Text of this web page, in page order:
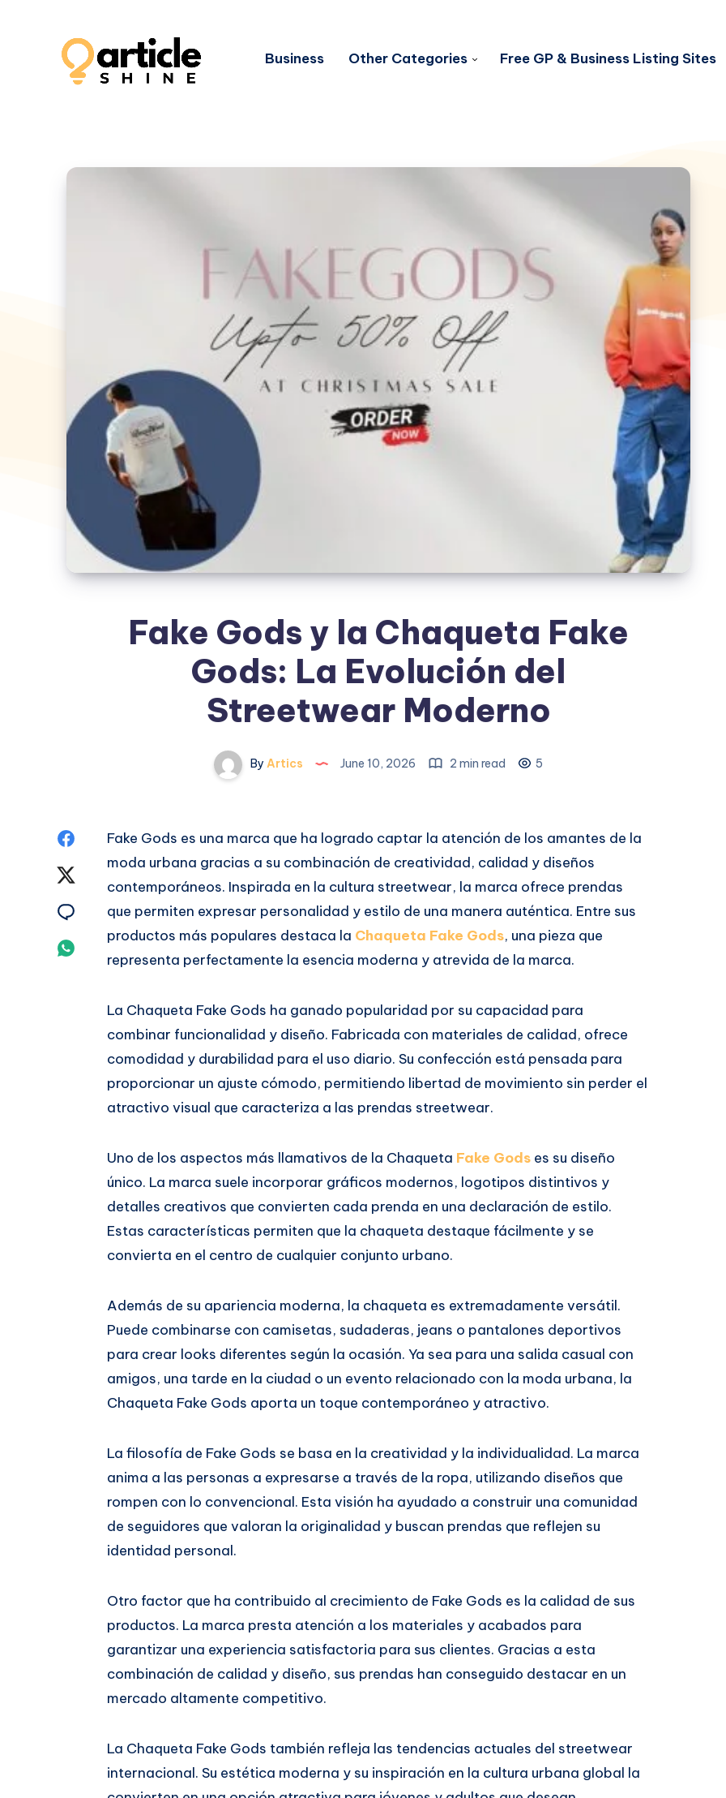
Business Other Categories Free GP & Business Listing Sites
Fake Gods y la Chaqueta Fake
Gods: La Evolución del
Streetwear Moderno
By Artics June 10, 2026 2 min read 5
Share
Twitter
Share
Share
Whatsapp
Fake Gods es una marca que ha logrado captar la atención de los amantes de la
moda urbana gracias a su combinación de creatividad, calidad y diseños
contemporáneos. Inspirada en la cultura streetwear, la marca ofrece prendas
que permiten expresar personalidad y estilo de una manera auténtica. Entre sus
productos más populares destaca la Chaqueta Fake Gods, una pieza que
representa perfectamente la esencia moderna y atrevida de la marca.
La Chaqueta Fake Gods ha ganado popularidad por su capacidad para
combinar funcionalidad y diseño. Fabricada con materiales de calidad, ofrece
comodidad y durabilidad para el uso diario. Su confección está pensada para
proporcionar un ajuste cómodo, permitiendo libertad de movimiento sin perder el
atractivo visual que caracteriza a las prendas streetwear.
Uno de los aspectos más llamativos de la Chaqueta Fake Gods es su diseño
único. La marca suele incorporar gráficos modernos, logotipos distintivos y
detalles creativos que convierten cada prenda en una declaración de estilo.
Estas características permiten que la chaqueta destaque fácilmente y se
convierta en el centro de cualquier conjunto urbano.
Además de su apariencia moderna, la chaqueta es extremadamente versátil.
Puede combinarse con camisetas, sudaderas, jeans o pantalones deportivos
para crear looks diferentes según la ocasión. Ya sea para una salida casual con
amigos, una tarde en la ciudad o un evento relacionado con la moda urbana, la
Chaqueta Fake Gods aporta un toque contemporáneo y atractivo.
La filosofía de Fake Gods se basa en la creatividad y la individualidad. La marca
anima a las personas a expresarse a través de la ropa, utilizando diseños que
rompen con lo convencional. Esta visión ha ayudado a construir una comunidad
de seguidores que valoran la originalidad y buscan prendas que reflejen su
identidad personal.
Otro factor que ha contribuido al crecimiento de Fake Gods es la calidad de sus
productos. La marca presta atención a los materiales y acabados para
garantizar una experiencia satisfactoria para sus clientes. Gracias a esta
combinación de calidad y diseño, sus prendas han conseguido destacar en un
mercado altamente competitivo.
La Chaqueta Fake Gods también refleja las tendencias actuales del streetwear
internacional. Su estética moderna y su inspiración en la cultura urbana global la